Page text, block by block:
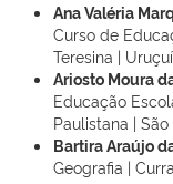
Ana Valéria
Curso de
Teresina |
Ariosto Moura
Educação
Paulistana |
Bartira Araújo
Geografia |